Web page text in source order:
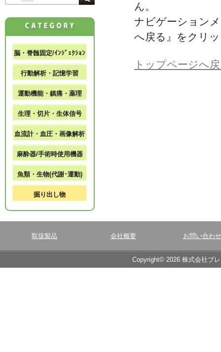
ん。
ナビゲーション
へ戻る』をクリ
トップページへ
脳・脊髄固定/ｲﾝｼﾞｪｸｼｮﾝ
行動解析・記憶学習
運動機能・鎮痛・薬理
生理・切片・生体信号
血流計・血圧・画像解析
麻酔器/手術時使用機器
魚類・生物(代謝･運動)
掘り出し物
取扱製品 会社概要 お問い合わせ
Copyright© 2026 株式会社ブ